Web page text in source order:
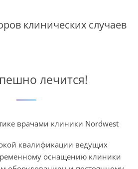
клинических случаев
лечится!
врачами клиники Nordwest
квалификации ведущих
оснащению клиники